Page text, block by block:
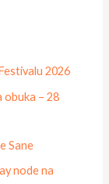
2026
obuka – 28
Sane
node na